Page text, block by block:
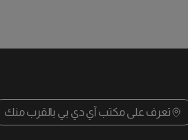
تعرف على مكتب آي دي بي بالقرب منك